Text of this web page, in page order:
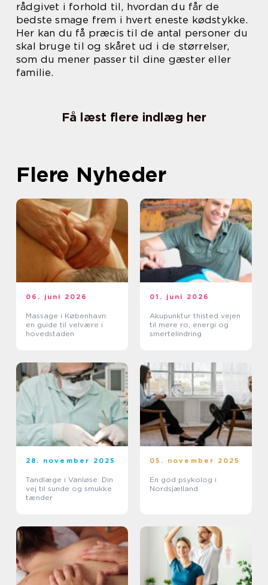
rådgivet i forhold til, hvordan du får de
bedste smage frem i hvert eneste kødstykke.
Her kan du få præcis til de antal personer du
skal bruge til og skåret ud i de størrelser,
som du mener passer til dine gæster eller
familie.
Få læst flere indlæg her
Flere Nyheder
06. juni 2026
Massage i København:
en guide til velvære i
hovedstaden
01. juni 2026
Akupunktur thisted vejen
til mere ro, energi og
smertelindring
28. november 2025
Tandlæge i Vanløse: Din
vej til sunde og smukke
tænder
05. november 2025
En god psykolog i
Nordsjælland